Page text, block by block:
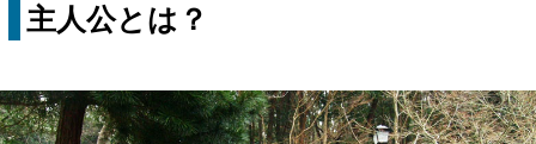
主人公とは？